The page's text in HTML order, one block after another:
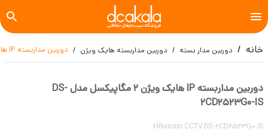
خانه دوربین مدار بسته دوربین مداربسته هایک ویژن دوربین مداربسته IP هایک ویژن 2 مگاپیکسل مدل DS-2CD2523G0-IS
دوربین مداربسته IP هایک ویژن 2 مگاپیکسل مدل DS-
2CD2523G0-IS
Hikvision CCTV DS-2CD2523G0-IS